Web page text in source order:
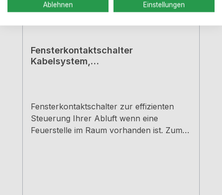
Fensterkontaktschalter
Kabelsystem,
Fensterkontaktschalter zur effizienten
Steuerung Ihrer Abluft wenn eine
Feuerstelle im Raum vorhanden ist. Zum
Ablehnen Einstellungen